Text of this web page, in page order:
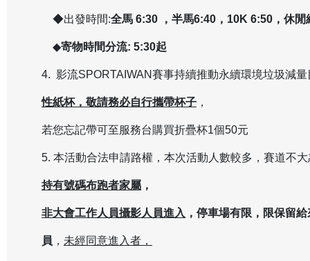
◆出發時間:全馬 6:30 ，半馬6:40，10K 6:50，休閒
◆寄物時間分流: 5:30起
4. 影流SPORTAIWAN賽事持續推動永續環境垃圾減量
性紙杯，敬請務必自行攜帶杯子 ，
若您忘記帶可至服務台購買折疊杯1個50元
5. 本活動合法申請路權，本次活動人數較多，賽道不
持有號碼布跑者家屬 ，
非大會工作人員攝影人員進入 ，停車場有限，限保留
員 ， 未經同意進入者，